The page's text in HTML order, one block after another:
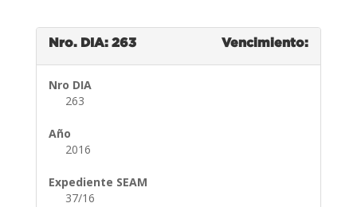
Nro. DIA: 263 Vencimiento:
Nro DIA
263
Año
2016
Expediente SEAM
37/16